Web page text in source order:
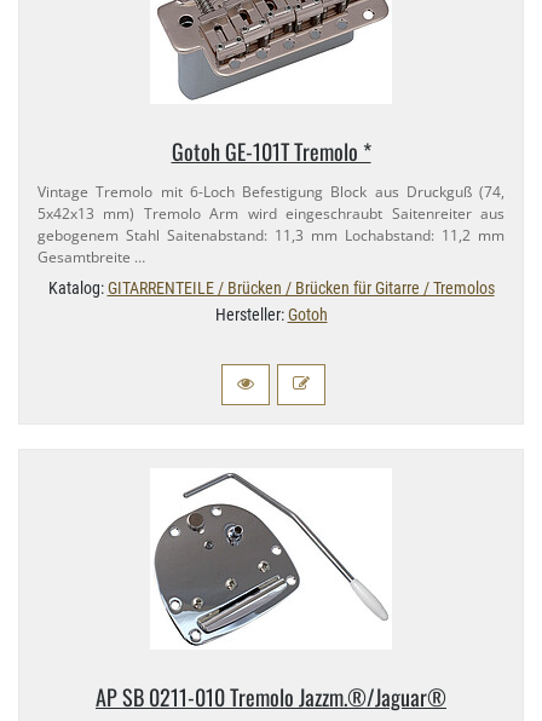
Gotoh GE-​101T Tremolo *
Vintage Tremolo mit 6-​Loch Befestigung Block aus Druckguß (74,​
5x42x13 mm) Tremolo Arm wird eingeschraubt Saitenreiter aus
gebogenem Stahl Saitenabstand: 11,​3 mm Lochabstand: 11,​2 mm
Gesamtbreite …
Katalog:GITARRENTEILE / Brücken / Brücken für Gitarre / Tremolos
Hersteller:Gotoh
AP SB 0211-​010 Tremolo Jazzm.​®/Jaguar®